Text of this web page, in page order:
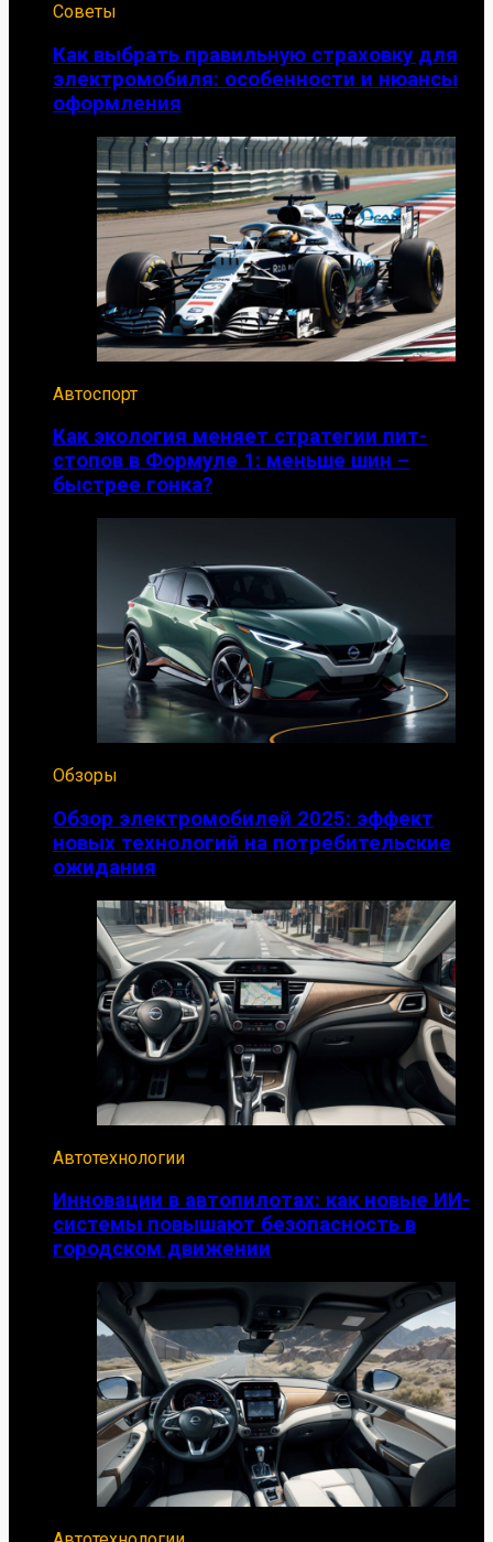
Советы
Как выбрать правильную страховку для
электромобиля: особенности и нюансы
оформления
Автоспорт
Как экология меняет стратегии пит-
стопов в Формуле 1: меньше шин –
быстрее гонка?
Обзоры
Обзор электромобилей 2025: эффект
новых технологий на потребительские
ожидания
Автотехнологии
Инновации в автопилотах: как новые ИИ-
системы повышают безопасность в
городском движении